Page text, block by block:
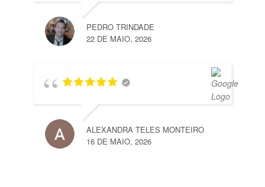
PEDRO TRINDADE
22 DE MAIO, 2026
ALEXANDRA TELES MONTEIRO
16 DE MAIO, 2026